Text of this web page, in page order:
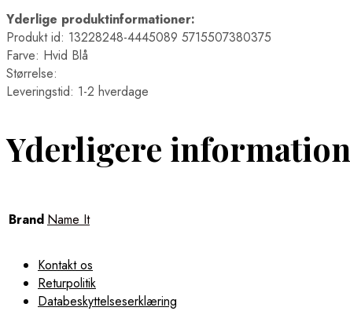
Yderlige produktinformationer:
Produkt id: 13228248-4445089 5715507380375
Farve: Hvid Blå
Størrelse:
Leveringstid: 1-2 hverdage
Yderligere information
Brand Name It
Kontakt os
Returpolitik
Databeskyttelseserklæring